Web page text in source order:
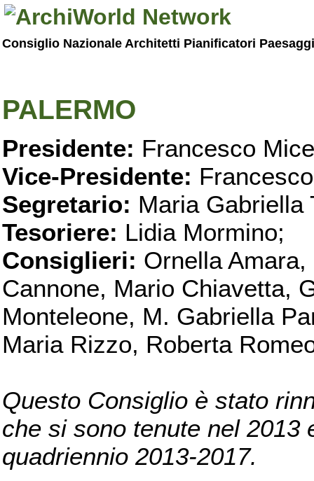
Consiglio Nazionale Architetti Pianificatori
PALERMO
Presidente: Francesco
Vice-Presidente:
Segretario: Maria Gabriella
Tesoriere: Lidia Mormino;
Consiglieri: Ornella
Cannone, Mario Chiavetta,
Monteleone, M. Gabriella
Maria Rizzo, Roberta
Questo Consiglio è stato
che si sono tenute nel 2013
quadriennio 2013-2017.